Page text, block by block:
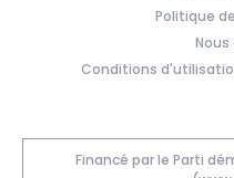
Politique
Conditions
Financé par le Parti